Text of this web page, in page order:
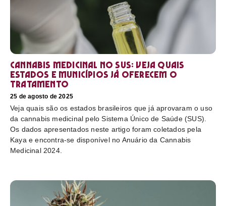
Cannabis medicinal no SUS: veja quais
estados e municípios já oferecem o
tratamento
25 de agosto de 2025
Veja quais são os estados brasileiros que já aprovaram o uso
da cannabis medicinal pelo Sistema Único de Saúde (SUS).
Os dados apresentados neste artigo foram coletados pela
Kaya e encontra-se disponível no Anuário da Cannabis
Medicinal 2024.